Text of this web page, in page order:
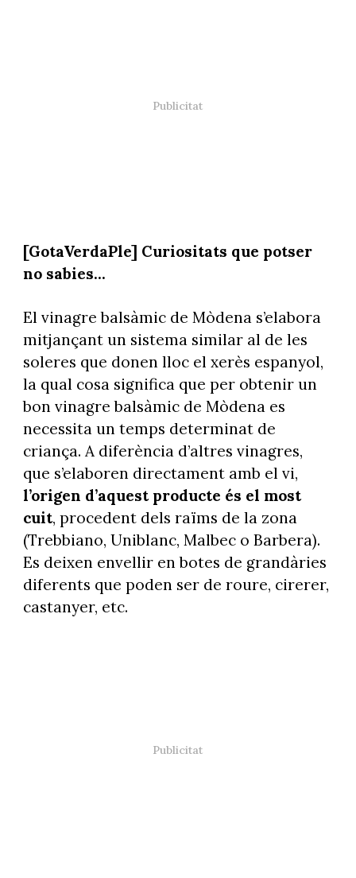
[GotaVerdaPle] Curiositats que potser
no sabies...
El vinagre balsàmic de Mòdena s’elabora
mitjançant un sistema similar al de les
soleres que donen lloc el xerès espanyol,
la qual cosa significa que per obtenir un
bon vinagre balsàmic de Mòdena es
necessita un temps determinat de
criança. A diferència d’altres vinagres,
que s’elaboren directament amb el vi,
l’origen d’aquest producte és el most
cuit, procedent dels raïms de la zona
(Trebbiano, Uniblanc, Malbec o Barbera).
Es deixen envellir en botes de grandàries
diferents que poden ser de roure, cirerer,
castanyer, etc.